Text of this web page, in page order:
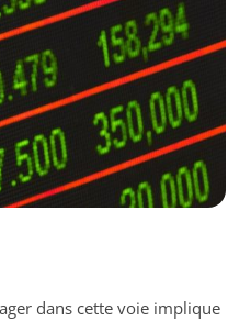
dans cette voie implique